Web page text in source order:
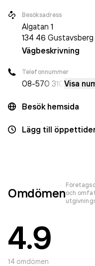
Besöksadress
Algatan 1
134 46 Gustavsberg
Vägbeskrivning
Telefonnummer
08-570 310 Visa
Besök hemsida
Lägg till
Omdömenoch
4.9
14 omdömen